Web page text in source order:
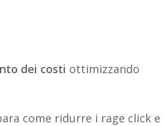
dei costi ottimizzando
come ridurre i rage click e